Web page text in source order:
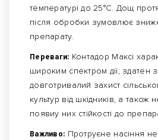
температурі до 25°С. Дощ
після обробки зумовлює
препарату.
Переваги: Контадор Максі
широким спектром дії, здатен
довготривалий захист
культур від шкідників, а також
появиу них стійкості до
Важливо: Протруєне насіння